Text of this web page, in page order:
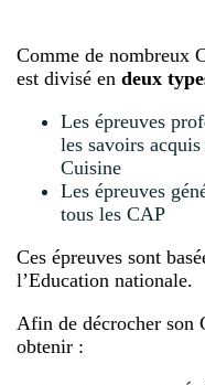
Comme de nombreux
est divisé en deux
Les épreuves
les savoirs
Cuisine
Les épreuves
tous les CAP
Ces épreuves sont
l’Education nationale.
Afin de décrocher son
obtenir :